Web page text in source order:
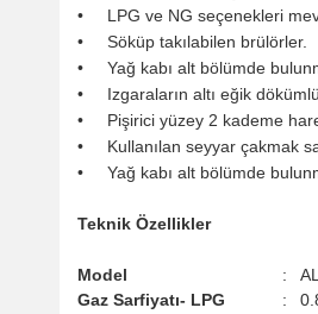
• LPG ve NG seçenekleri
• Söküp takılabilen brülörler.
• Yağ kabı alt bölümde
• Izgaraların altı eğik
• Pişirici yüzey 2 kademe
• Kullanılan seyyar çakmak
• Yağ kabı alt bölümde
Teknik Özellikler
Model :
Gaz Sarfiyatı- LPG
: